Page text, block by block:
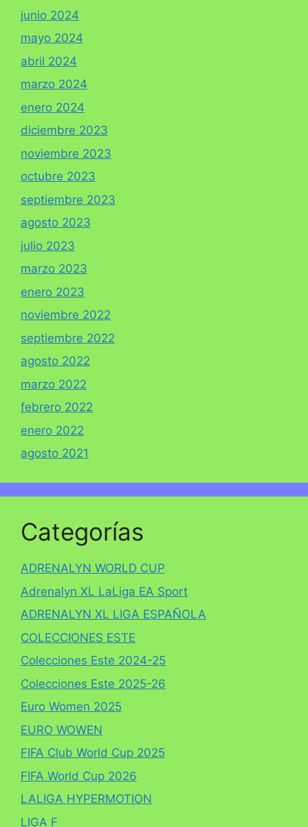
junio 2024
mayo 2024
abril 2024
marzo 2024
enero 2024
diciembre 2023
noviembre 2023
octubre 2023
septiembre 2023
agosto 2023
julio 2023
marzo 2023
enero 2023
noviembre 2022
septiembre 2022
agosto 2022
marzo 2022
febrero 2022
enero 2022
agosto 2021
Categorías
ADRENALYN WORLD CUP
Adrenalyn XL LaLiga EA Sport
ADRENALYN XL LIGA ESPAÑOLA
COLECCIONES ESTE
Colecciones Este 2024-25
Colecciones Este 2025-26
Euro Women 2025
EURO WOWEN
FIFA Club World Cup 2025
FIFA World Cup 2026
LALIGA HYPERMOTION
LIGA F